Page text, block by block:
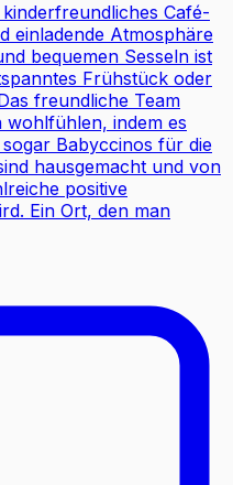
Café-
einladende Atmosphäre
bequemen Sesseln ist
Frühstück oder
freundliche Team
wohlfühlen, indem es
Babyccinos für die
hausgemacht und von
positive
Ein Ort, den man